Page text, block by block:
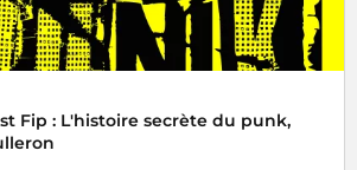
Fip : L'histoire secrète du punk,